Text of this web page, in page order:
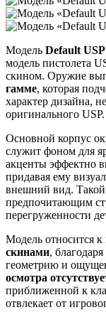
Модель Default
модель пистолета
скином. Оружие
гамме, которая
характер дизайна,
оригинального USP.
Основной корпус
служит фоном для
акценты эффектно
придавая ему
внешний вид. Такой
предпочитающим
перегруженности
Модель относится к
скинами,
геометрию и
осмотра
приближенной к
отвлекает от